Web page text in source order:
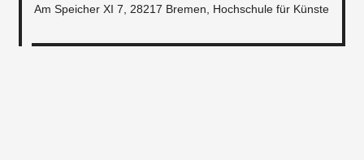
Am Speicher XI 7, 28217 Bremen, Hochschule für Künste